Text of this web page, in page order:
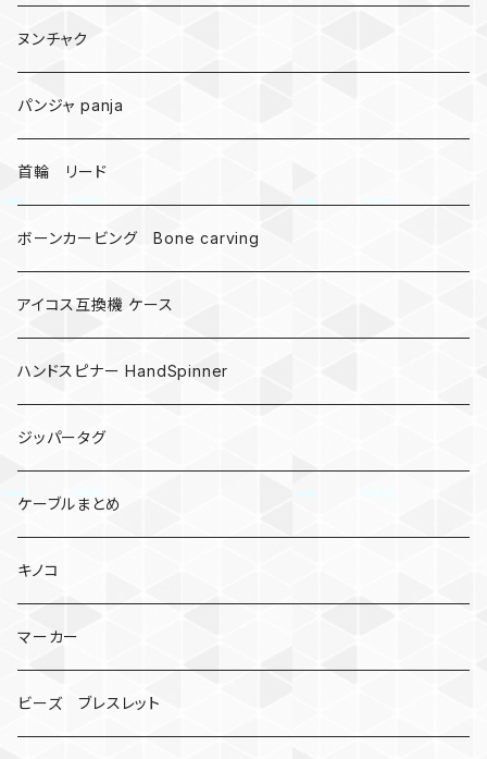
爬虫類、蛇
DNA 螺旋
受注作成_名入り、ネーム
ヌンチャク
パンジャ panja
首輪 リード
ボーンカービング Bone carving
アイコス互換機 ケース
ハンドスピナー HandSpinner
ジッパータグ
ケーブルまとめ
キノコ
マーカー
ビーズ ブレスレット